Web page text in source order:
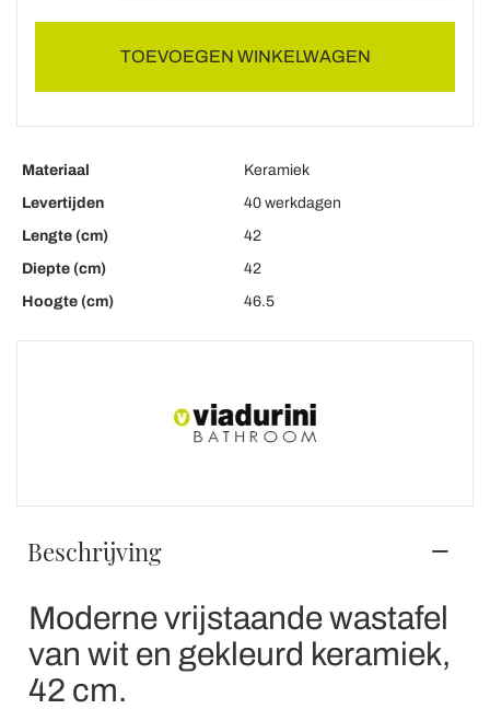
TOEVOEGEN WINKELWAGEN
Materiaal
Keramiek
Levertijden
40 werkdagen
Lengte (cm)
42
Diepte (cm)
42
Hoogte (cm)
46.5
Beschrijving
Moderne vrijstaande wastafel
van wit en gekleurd keramiek,
42 cm.